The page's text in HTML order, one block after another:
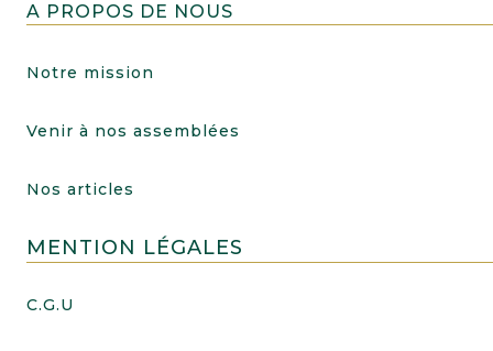
A PROPOS DE NOUS
Notre mission
Venir à nos assemblées
Nos articles
MENTION LÉGALES
C.G.U